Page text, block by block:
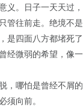
义。日子一天天过，
管往前走。绝境不是
是四面八方都堵死了
微弱的希望，像
哪怕是曾经不屑
须向前。